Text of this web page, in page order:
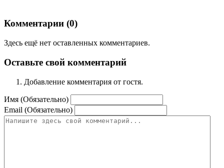
Комментарии (0)
Здесь ещё нет оставленных комментариев.
Оставьте свой комментарий
Добавление комментария от гостя.
Имя (Обязательно)
Email (Обязательно)